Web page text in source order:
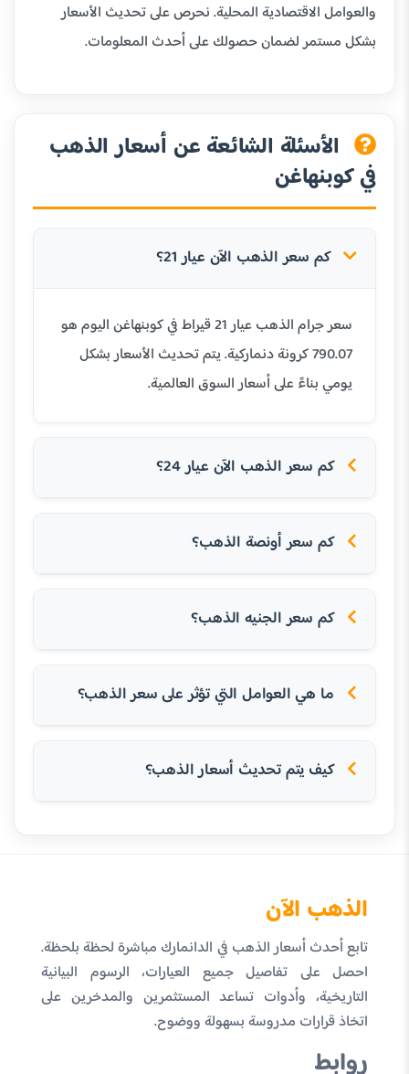
والعوامل الاقتصادية المحلية. نحرص على تحديث الأسعار
بشكل مستمر لضمان حصولك على أحدث المعلومات.
الأسئلة الشائعة عن أسعار الذهب
في كوبنهاغن
كم سعر الذهب الآن عيار 21؟
سعر جرام الذهب عيار 21 قيراط في كوبنهاغن اليوم هو
790.07 كرونة دنماركية. يتم تحديث الأسعار بشكل
يومي بناءً على أسعار السوق العالمية.
كم سعر الذهب الآن عيار 24؟
كم سعر أونصة الذهب؟
كم سعر الجنيه الذهب؟
ما هي العوامل التي تؤثر على سعر الذهب؟
كيف يتم تحديث أسعار الذهب؟
الذهب الآن
تابع أحدث أسعار الذهب في الدانمارك مباشرة لحظة بلحظة.
احصل على تفاصيل جميع العيارات، الرسوم البيانية
التاريخية، وأدوات تساعد المستثمرين والمدخرين على
اتخاذ قرارات مدروسة بسهولة ووضوح.
روابط